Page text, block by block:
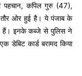
पहचान, कपिल गुरु (47),
तौर ओर हुई है। ये पंजाब के
हैं। इनके कब्जे से पुलिस ने
डेबिट कार्ड बरामद किया